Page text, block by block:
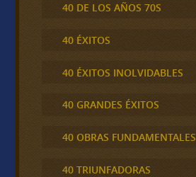
40 DE LOS AÑOS 70S
40 ÉXITOS
40 ÉXITOS INOLVIDABLES
40 GRANDES ÉXITOS
40 OBRAS FUNDAMENTALES
40 TRIUNFADORAS